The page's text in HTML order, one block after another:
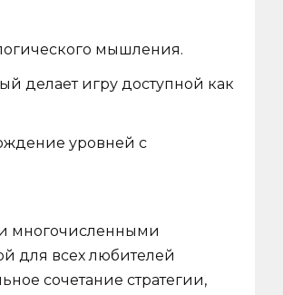
мышления.
делает игру доступной как
уровней с
многочисленными
для всех любителей
сочетание стратегии,